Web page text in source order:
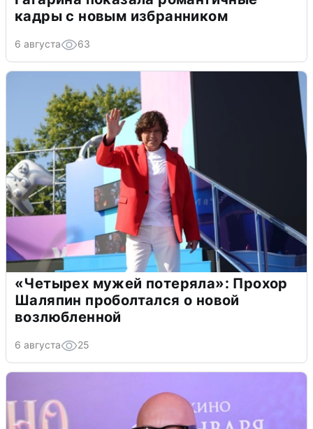
кадры с новым избранником
6 августа 63
«Четырех мужей потеряла»: Прохор
Шаляпин проболтался о новой
возлюбленной
6 августа 25